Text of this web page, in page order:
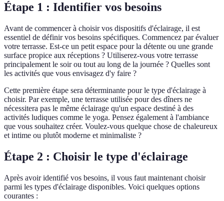
Étape 1 : Identifier vos besoins
Avant de commencer à choisir vos dispositifs d'éclairage, il est
essentiel de définir vos besoins spécifiques. Commencez par évaluer
votre terrasse. Est-ce un petit espace pour la détente ou une grande
surface propice aux réceptions ? Utiliserez-vous votre terrasse
principalement le soir ou tout au long de la journée ? Quelles sont
les activités que vous envisagez d'y faire ?
Cette première étape sera déterminante pour le type d'éclairage à
choisir. Par exemple, une terrasse utilisée pour des dîners ne
nécessitera pas le même éclairage qu'un espace destiné à des
activités ludiques comme le yoga. Pensez également à l'ambiance
que vous souhaitez créer. Voulez-vous quelque chose de chaleureux
et intime ou plutôt moderne et minimaliste ?
Étape 2 : Choisir le type d'éclairage
Après avoir identifié vos besoins, il vous faut maintenant choisir
parmi les types d'éclairage disponibles. Voici quelques options
courantes :